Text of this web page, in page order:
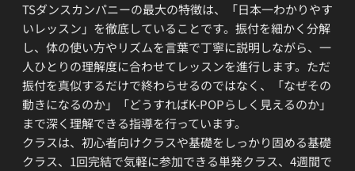
TSダンスカンパニーの最大の特徴は、「日本一わかりやす
いレッスン」を徹底していることです。振付を細かく分解
し、体の使い方やリズムを言葉で丁寧に説明しながら、一
人ひとりの理解度に合わせてレッスンを進行します。ただ
振付を真似するだけで終わらせるのではなく、「なぜその
動きになるのか」「どうすればK-POPらしく見えるのか」
まで深く理解できる指導を行っています。
クラスは、初心者向けクラスや基礎をしっかり固める基礎
クラス、1回完結で気軽に参加できる単発クラス、4週間で